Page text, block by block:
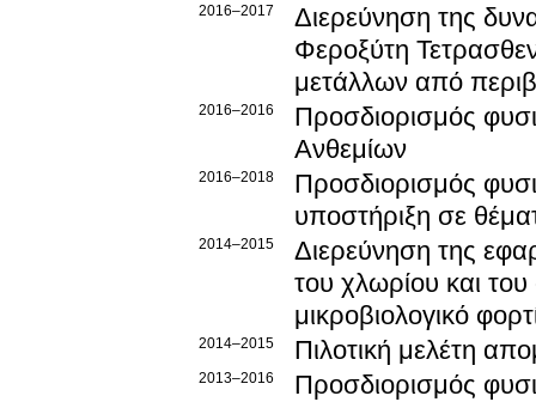
2016–2017
Διερεύνηση της
Φεροξύτη
μετάλλων από
2016–2016
Προσδιορισμός
Ανθεμίων
2016–2018
Προσδιορισμός
υποστήριξη σε
2014–2015
Διερεύνηση της
του χλωρίου και
μικροβιολογικό
2014–2015 Πιλοτική μελέτη
2013–2016
Προσδιορισμός